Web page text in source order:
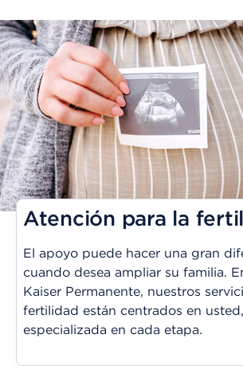
Atención para la
El apoyo puede hacer una gran
cuando desea ampliar su familia.
Kaiser Permanente, nuestros
fertilidad están centrados en
especializada en cada etapa.